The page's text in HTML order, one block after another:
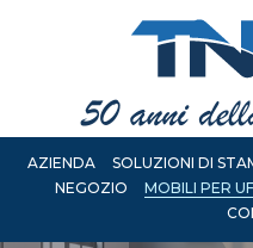
AZIENDA SOLUZIONI DI
NEGOZIO
MOBILI PER